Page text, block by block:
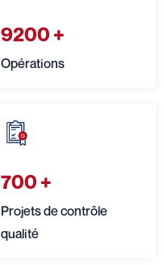
9200+
Opérations
700+
Projets de contrôle
qualité